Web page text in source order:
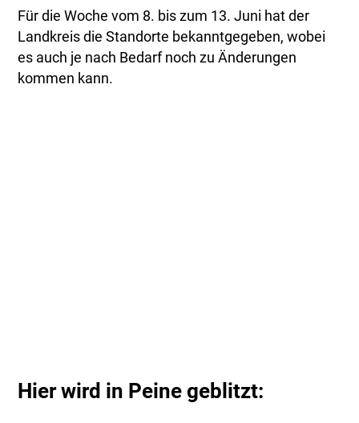
Für die Woche vom 8. bis zum 13. Juni hat der
Landkreis die Standorte bekanntgegeben, wobei
es auch je nach Bedarf noch zu Änderungen
kommen kann.
Hier wird in Peine geblitzt: